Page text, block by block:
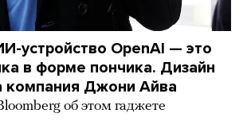
устройство OpenAI — это
в форме пончика. Дизайн
компания Джони Айва
об этом гаджете